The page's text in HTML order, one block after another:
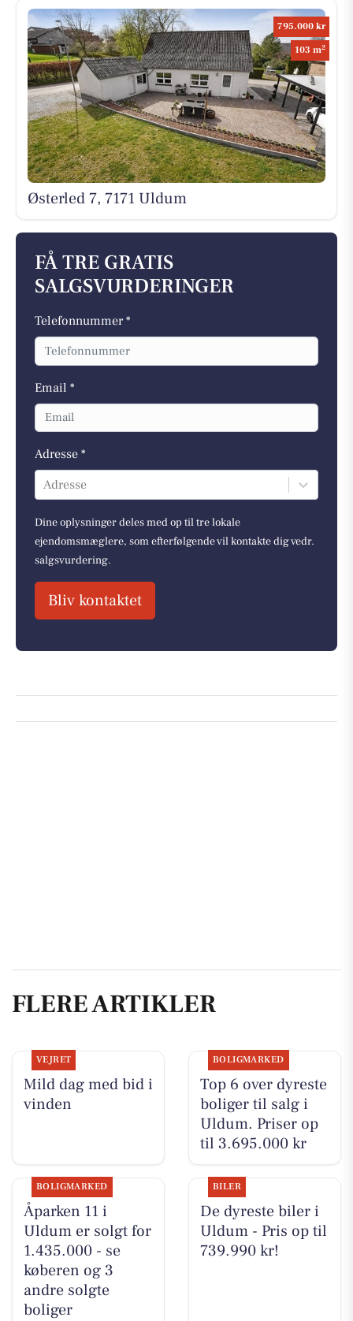
795.000 kr
103 m2
Østerled 7, 7171 Uldum
FÅ TRE GRATIS
SALGSVURDERINGER
Telefonnummer *
Email *
Adresse *
Adresse
Dine oplysninger deles med op til tre lokale
ejendomsmæglere, som efterfølgende vil kontakte dig vedr.
salgsvurdering.
Bliv kontaktet
FLERE ARTIKLER
VEJRET
Mild dag med bid i
vinden
BOLIGMARKED
Top 6 over dyreste
boliger til salg i
Uldum. Priser op
til 3.695.000 kr
BOLIGMARKED
Åparken 11 i
Uldum er solgt for
1.435.000 - se
køberen og 3
andre solgte
boliger
BILER
De dyreste biler i
Uldum - Pris op til
739.990 kr!